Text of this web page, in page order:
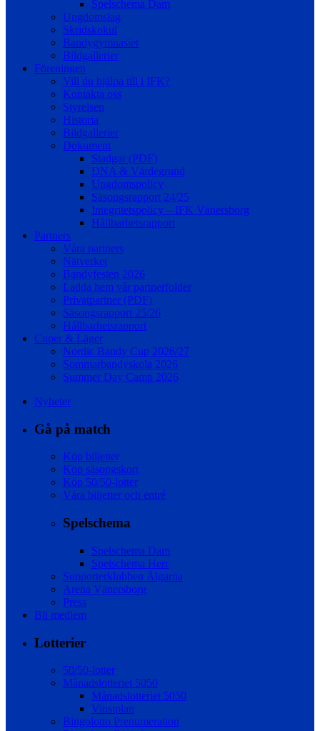
Spelschema Dam
Ungdomslag
Skridskokul
Bandygymnasiet
Bildgallerier
Föreningen
Vill du hjälpa till i IFK?
Kontakta oss
Styrelsen
Historia
Bildgallerier
Dokument
Stadgar (PDF)
DNA & Värdegrund
Ungdomspolicy
Säsongsrapport 24/25
Integritetspolicy – IFK Vänersborg
Hållbarhetsrapport
Partners
Våra partners
Nätverket
Bandyfesten 2026
Ladda hem vår partnerfolder
Privatpartner (PDF)
Säsongsrapport 25/26
Hållbarhetsrapport
Cuper & Läger
Nordic Bandy Cup 2026/27
Sommarbandyskola 2026
Summer Day Camp 2026
Nyheter
Gå på match
Köp biljetter
Köp säsongskort
Köp 50/50-lotter
Våra biljetter och entré
Spelschema
Spelschema Dam
Spelschema Herr
Supporterklubben Älgarna
Arena Vänersborg
Press
Bli medlem
Lotterier
50/50-lotter
Månadslotteriet 5050
Månadslotteriet 5050
Vinstplan
Bingolotto Prenumeration